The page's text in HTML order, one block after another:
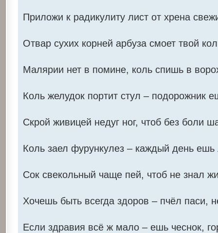
Приложи к радикулиту лист от хрена
Отвар сухих корней арбуза смоет твой
Малярии нет в помине, коль спишь в
Коль желудок портит стул – подорожник
Скрой живицей недуг ног, чтоб без боли
Коль заел фурункулез – каждый день ешь
Сок свекольный чаще пей, чтоб не знал
Хочешь быть всегда здоров – пчёл паси,
Если здравия всё ж мало – ешь чеснок,